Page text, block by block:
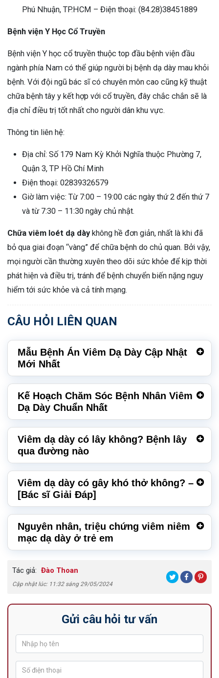
Phú Nhuận, TP.HCM – Điện thoại: (84.28)38451889
Bệnh viện Y Học Cổ Truyền
Bệnh viện Y học cổ truyền thuộc top đầu bệnh viện đầu
ngành phía Nam có thể giúp người bị bệnh dạ dày mau khỏi
bệnh. Với đội ngũ bác sĩ có chuyên môn cao cũng kỹ thuật
chữa bệnh tây y kết hợp với cổ truyền, đây chắc chắn sẽ là
địa chỉ điều trị tốt nhất cho người dân khu vực.
Thông tin liên hệ:
Địa chỉ: Số 179 Nam Kỳ Khởi Nghĩa thuộc Phường 7,
Quận 3, TP Hồ Chí Minh
Điện thoại: 02839326579
Giờ làm việc: Từ 7:00 – 19:00 các ngày thứ 2 đến thứ 7
và từ 7:30 – 11:30 ngày chủ nhật.
Chữa viêm loét dạ dàykhông hề đơn giản, nhất là khi đã
bỏ qua giai đoạn “vàng” để chữa bệnh do chủ quan. Bởi vậy,
mọi người cần thường xuyên theo dõi sức khỏe để kịp thời
phát hiện và điều trị, tránh để bệnh chuyển biến nặng nguy
hiểm tới sức khỏe và cả tính mạng.
CÂU HỎI LIÊN QUAN
Mẫu Bệnh Án Viêm Dạ Dày Cập Nhật
Mới Nhất
Kế Hoạch Chăm Sóc Bệnh Nhân Viêm
Dạ Dày Chuẩn Nhất
Viêm dạ dày có lây không? Bệnh lây
qua đường nào
Viêm dạ dày có gây khó thở không? –
[Bác sĩ Giải Đáp]
Nguyên nhân, triệu chứng viêm niêm
mạc dạ dày ở trẻ em
Tác giả: Đào Thoan
Cập nhật lúc: 11:32 sáng 29/05/2024
Gửi câu hỏi tư vấn